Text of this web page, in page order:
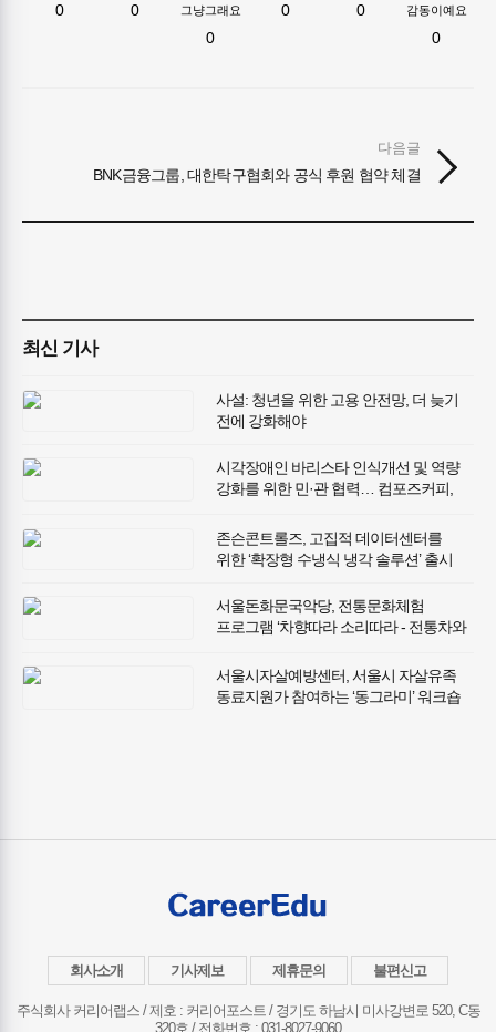
0 0 그냥그래요
0
0 0 감동이예요
0
다음글
BNK금융그룹, 대한탁구협회와 공식 후원 협약 체결
최신 기사
사설: 청년을 위한 고용 안전망, 더 늦기
전에 강화해야
시각장애인 바리스타 인식개선 및 역량
강화를 위한 민·관 협력… 컴포즈커피,
동행
존슨콘트롤즈, 고집적 데이터센터를
위한 ‘확장형 수냉식 냉각 솔루션’ 출시
서울돈화문국악당, 전통문화체험
프로그램 ‘차향따라 소리따라 - 전통차와
서울시자살예방센터, 서울시 자살유족
동료지원가 참여하는 ‘동그라미’ 워크숍
회사소개 기사제보 제휴문의 불편신고
주식회사 커리어랩스 / 제호 : 커리어포스트 /경기도 하남시 미사강변로 520, C동
320호 / 전화번호 : 031-8027-9060